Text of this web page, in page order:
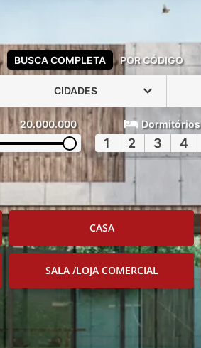
BUSCA COMPLETA POR CÓDIGO
CIDADES
20.000.000 Dormitórios
1 2 3 4
CASA
SALA /LOJA COMERCIAL